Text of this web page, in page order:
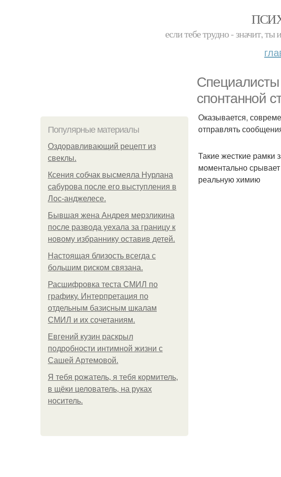
если тебе трудно - значит,
Специалисты
спонтанной
Популярные материалы
Оздоравливающий рецепт из
свеклы.
Ксения собчак высмеяла Нурлана
сабурова после его выступления в
Лос-анджелесе.
Бывшая жена Андрея мерзликина
после развода уехала за границу к
новому избраннику оставив детей.
Hacтоящая близость всегда с
большим риском связана.
Расшифровка теста СМИЛ по
графику. Интерпретация по
отдельным базисным шкалам
СМИЛ и их сочетаниям.
Евгений кузин раскрыл
подробности интимной жизни с
Сашей Артемовой.
Я тебя рожатель, я тебя кормитель,
в щёки целователь, на руках
носитель.
Оказывается,
отправлять
Такие жесткие рамки
моментально
реальную химию